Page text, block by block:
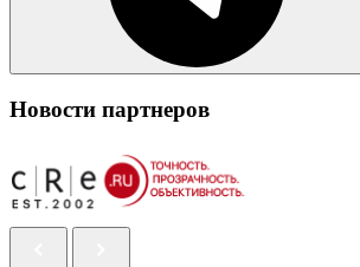
Новости партнеров